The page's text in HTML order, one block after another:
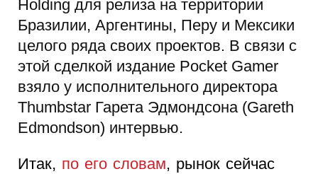
Holding для релиза на территории
Бразилии, Аргентины, Перу и Мексики
целого ряда своих проектов. В связи с
этой сделкой издание Pocket Gamer
взяло у исполнительного директора
Thumbstar Гарета Эдмондсона (Gareth
Edmondson) интервью.
Итак, по его словам, рынок сейчас